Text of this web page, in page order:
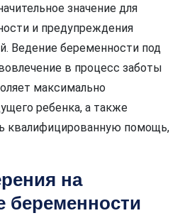
значение для
и предупреждения
Ведение беременности под
в процесс заботы
максимально
ребенка, а также
квалифицированную помощь,
на
беременности